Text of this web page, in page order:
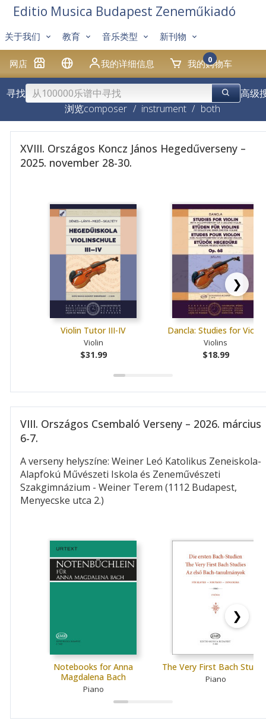
网店 我的详细信息 我的购物车
0
关于我们 教育 音乐类型 新刊物
Editio Musica Budapest Zeneműkiadó
寻找
高级
浏览composer / instrument / both
XVIII. Országos Koncz János Hegedűverseny –
2025. november 28-30.
Violin Tutor III-IV
Violin
$31.99
Dancla: Studies for Violin
Violins
$18.99
❯
VIII. Országos Csembaló Verseny – 2026. március
6-7.
A verseny helyszíne: Weiner Leó Katolikus Zeneiskola-
Alapfokú Művészeti Iskola és Zeneművészeti
Szakgimnázium - Weiner Terem (1112 Budapest,
Menyecske utca 2.)
Notebooks for Anna
Magdalena Bach
Piano
The Very First Bach
Piano
❯